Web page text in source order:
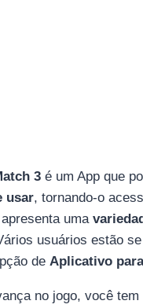
3é um App que
usar, tornando-o
uma
usuários estão
de Aplicativo
no jogo, você